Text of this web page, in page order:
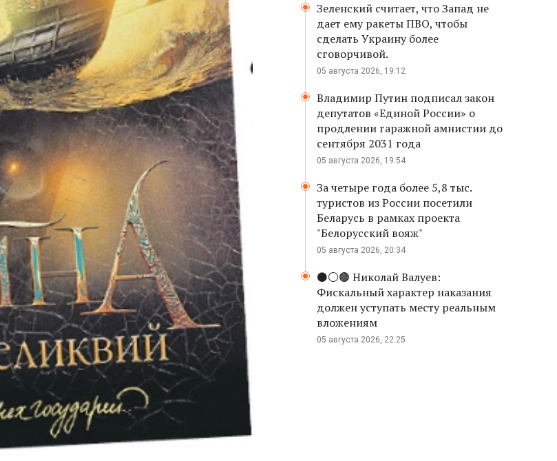
Зеленский считает, что Запад не
дает ему ракеты ПВО, чтобы
сделать Украину более
сговорчивой.
05 августа 2026, 19:12
Владимир Путин подписал закон
депутатов «Единой России» о
продлении гаражной амнистии до
сентября 2031 года
05 августа 2026, 19:54
За четыре года более 5,8 тыс.
туристов из России посетили
Беларусь в рамках проекта
"Белорусский вояж"
05 августа 2026, 20:34
⚫️⚪️🟤 Николай Валуев:
Фискальный характер наказания
должен уступать месту реальным
вложениям
05 августа 2026, 22:25